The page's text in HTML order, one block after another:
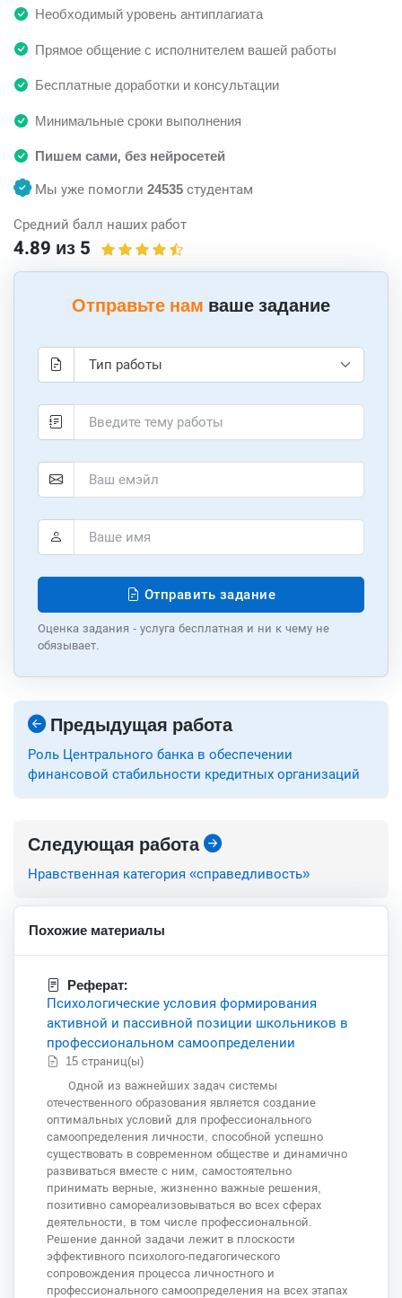
Необходимый уровень антиплагиата
Прямое общение с исполнителем вашей работы
Бесплатные доработки и консультации
Минимальные сроки выполнения
Пишем сами, без нейросетей
Мы уже помогли 24535 студентам
Средний балл наших работ
4.89 из 5
Отправьте нам ваше задание
Отправить задание
Оценка задания - услуга бесплатная и ни к чему не
обязывает.
Предыдущая работа
Роль Центрального банка в обеспечении
финансовой стабильности кредитных организаций
Следующая работа
Нравственная категория «справедливость»
Похожие материалы
Реферат:
Психологические условия формирования
активной и пассивной позиции школьников в
профессиональном самоопределении
15 страниц(ы)
Одной из важнейших задач системы
отечественного образования является создание
оптимальных условий для профессионального
самоопределения личности, способной успешно
существовать в современном обществе и динамично
развиваться вместе с ним, самостоятельно
принимать верные, жизненно важные решения,
позитивно самореализовываться во всех сферах
деятельности, в том числе профессиональной.
Решение данной задачи лежит в плоскости
эффективного психолого-педагогического
сопровождения процесса личностного и
профессионального самоопределения на всех этапах